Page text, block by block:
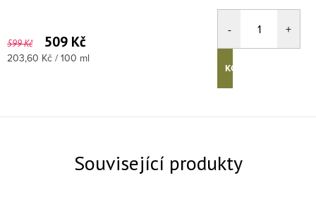
599 Kč 509 Kč
Měrná cena:
203,60 Kč / 100 ml
KOUPIT
Související produkty